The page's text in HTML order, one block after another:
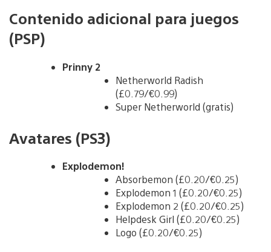
Contenido adicional para juegos
(PSP)
Prinny 2
Netherworld Radish
(£0.79/€0.99)
Super Netherworld (gratis)
Avatares (PS3)
Explodemon!
Absorbemon (£0.20/€0.25)
Explodemon 1 (£0.20/€0.25)
Explodemon 2 (£0.20/€0.25)
Helpdesk Girl (£0.20/€0.25)
Logo (£0.20/€0.25)